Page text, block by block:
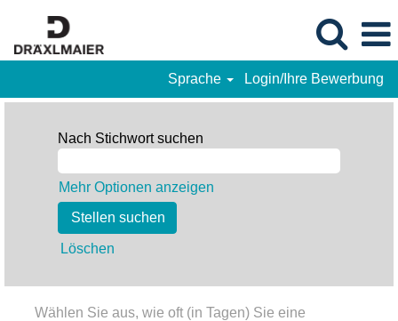
Sprache Login/Ihre Bewerbung
Nach Stichwort suchen
Mehr Optionen anzeigen
Löschen
Wählen Sie aus, wie oft (in Tagen) Sie eine